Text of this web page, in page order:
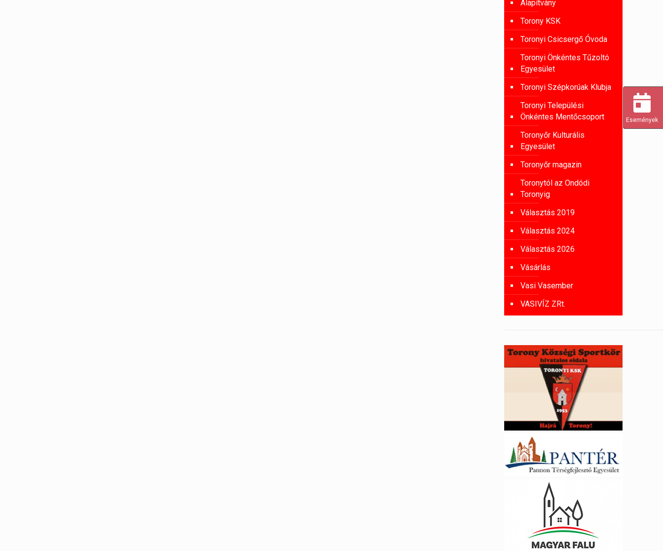
Alapítvány
Torony KSK
Toronyi Csicsergő Óvoda
Toronyi Önkéntes Tűzoltó
Egyesület
Toronyi Szépkorúak Klubja
Toronyi Települési
Önkéntes Mentőcsoport
Toronyőr Kulturális
Egyesület
Toronyőr magazin
Toronytól az Ondódi
Toronyig
Választás 2019
Választás 2024
Választás 2026
Vásárlás
Vasi Vasember
VASIVÍZ ZRt.
Események